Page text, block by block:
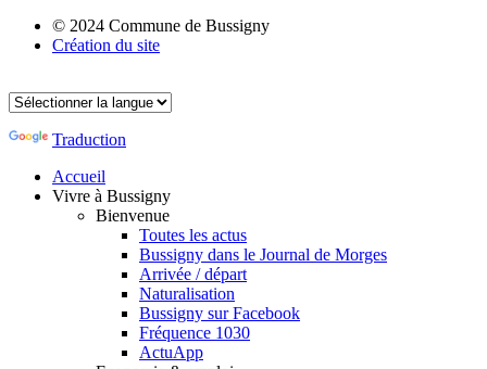
© 2024 Commune de Bussigny
Création du site
Traduction
Accueil
Vivre à Bussigny
Bienvenue
Toutes les actus
Bussigny dans le Journal de Morges
Arrivée / départ
Naturalisation
Bussigny sur Facebook
Fréquence 1030
ActuApp